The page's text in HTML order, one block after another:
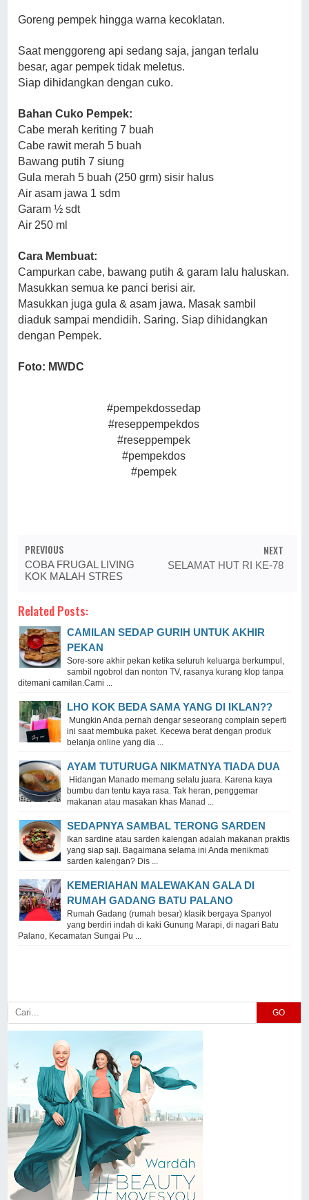
Goreng pempek hingga warna kecoklatan.
Saat menggoreng api sedang saja, jangan terlalu
besar, agar pempek tidak meletus.
Siap dihidangkan dengan cuko.
Bahan Cuko Pempek:
Cabe merah keriting 7 buah
Cabe rawit merah 5 buah
Bawang putih 7 siung
Gula merah 5 buah (250 grm) sisir halus
Air asam jawa 1 sdm
Garam ½ sdt
Air 250 ml
Cara Membuat:
Campurkan cabe, bawang putih & garam lalu haluskan.
Masukkan semua ke panci berisi air.
Masukkan juga gula & asam jawa. Masak sambil
diaduk sampai mendidih. Saring. Siap dihidangkan
dengan Pempek.
Foto: MWDC
#pempekdossedap
#reseppempekdos
#reseppempek
#pempekdos
#pempek
PREVIOUS
COBA FRUGAL LIVING
KOK MALAH STRES
NEXT
SELAMAT HUT RI KE-78
Related Posts:
CAMILAN SEDAP GURIH UNTUK AKHIR
PEKAN
Sore-sore akhir pekan ketika seluruh keluarga berkumpul,
sambil ngobrol dan nonton TV, rasanya kurang klop tanpa
ditemani camilan.Cami ...
LHO KOK BEDA SAMA YANG DI IKLAN??
Mungkin Anda pernah dengar seseorang complain seperti
ini saat membuka paket. Kecewa berat dengan produk
belanja online yang dia ...
AYAM TUTURUGA NIKMATNYA TIADA DUA
Hidangan Manado memang selalu juara. Karena kaya
bumbu dan tentu kaya rasa. Tak heran, penggemar
makanan atau masakan khas Manad ...
SEDAPNYA SAMBAL TERONG SARDEN
Ikan sardine atau sarden kalengan adalah makanan praktis
yang siap saji. Bagaimana selama ini Anda menikmati
sarden kalengan? Dis ...
KEMERIAHAN MALEWAKAN GALA DI
RUMAH GADANG BATU PALANO
Rumah Gadang (rumah besar) klasik bergaya Spanyol
yang berdiri indah di kaki Gunung Marapi, di nagari Batu
Palano, Kecamatan Sungai Pu ...
GO